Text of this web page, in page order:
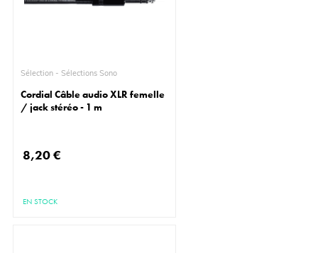
Sélection - Sélections Sono
Cordial Câble audio XLR femelle
/ jack stéréo - 1 m
8,20 €
EN STOCK